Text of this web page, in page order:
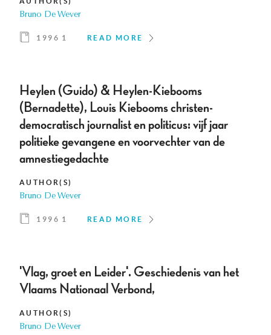
Bruno De Wever
1996 1 READ MORE
Heylen (Guido) & Heylen-Kiebooms
(Bernadette), Louis Kiebooms christen-
democratisch journalist en politicus: vijf jaar
politieke gevangene en voorvechter van de
amnestiegedachte
AUTHOR(S)
Bruno De Wever
1996 1 READ MORE
'Vlag, groet en Leider'. Geschiedenis van het
Vlaams Nationaal Verbond,
AUTHOR(S)
Bruno De Wever